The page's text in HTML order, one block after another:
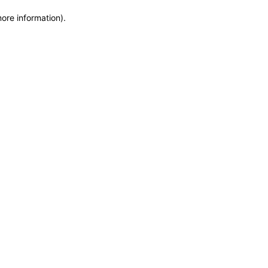
information).